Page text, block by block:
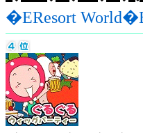
�EResort